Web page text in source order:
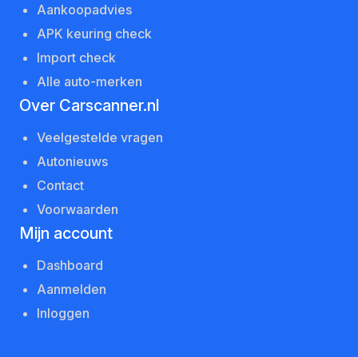
Aankoopadvies
APK keuring check
Import check
Alle auto-merken
Over Carscanner.nl
Veelgestelde vragen
Autonieuws
Contact
Voorwaarden
Mijn account
Dashboard
Aanmelden
Inloggen